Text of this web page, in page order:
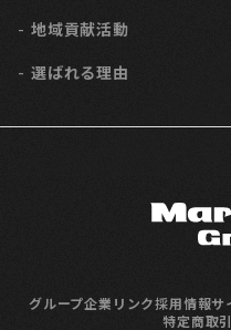
地域貢献活動
選ばれる理由
グループ企業リンク採用情報サ
特定商取